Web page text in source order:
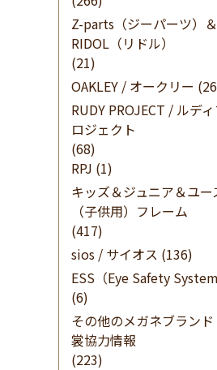
Z-parts（ジーパーツ）＆
RIDOL（リドル）
(21)
OAKLEY / オークリー
RUDY PROJECT / ルデ
ロジェクト
(68)
RPJ (1)
キッズ＆ジュニア＆ユー
（子供用）フレーム
(417)
sios / サイオス (136)
ESS（Eye Safety
(6)
その他のメガネブラン
裳協力情報
(223)